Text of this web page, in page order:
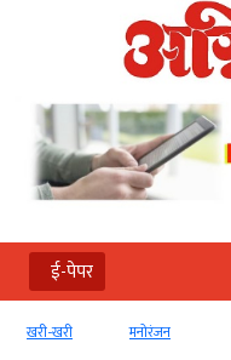
ई-पेपर
खरी-खरी मनोरंजन